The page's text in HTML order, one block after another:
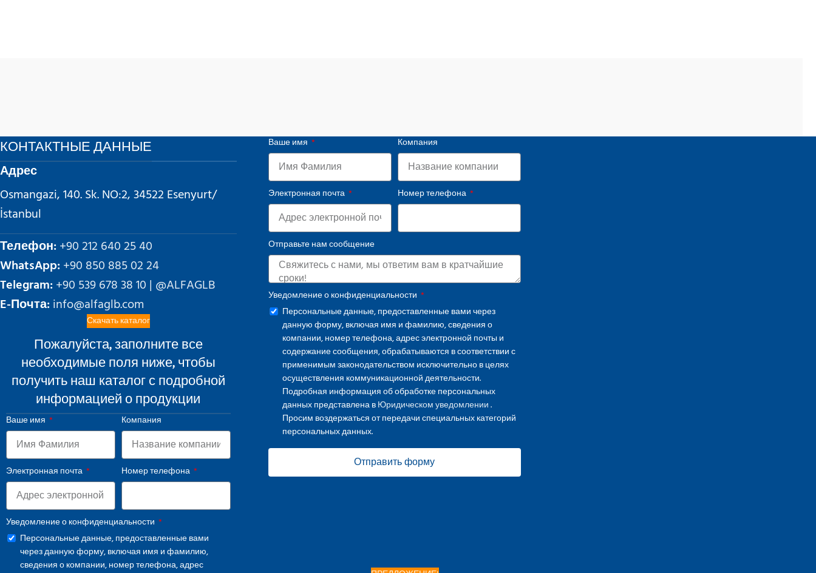
КОНТАКТНЫЕ ДАННЫЕ
Адрес
Osmangazi, 140. Sk. NO:2, 34522 Esenyurt/
İstanbul
Телефон:+90 212 640 25 40
WhatsApp:+90 850 885 02 24
Telegram:+90 539 678 38 10 | @ALFAGLB
E-Почта:info@alfaglb.com
Скачать каталог
Пожалуйста, заполните все
необходимые поля ниже, чтобы
получить наш каталог с подробной
информацией о продукции
Ваше имя Компания
Электронная почта Номер телефона
Уведомление о конфиденциальности
Персональные данные, предоставленные вами
через данную форму, включая имя и фамилию,
сведения о компании, номер телефона, адрес
Ваше имя Компания
Электронная почта Номер телефона
Отправьте нам сообщение
Уведомление о конфиденциальности
Персональные данные, предоставленные вами через
данную форму, включая имя и фамилию, сведения о
компании, номер телефона, адрес электронной почты и
содержание сообщения, обрабатываются в соответствии с
применимым законодательством исключительно в целях
осуществления коммуникационной деятельности.
Подробная информация об обработке персональных
данных представлена вЮридическом уведомлении.
Просим воздержаться от передачи специальных категорий
персональных данных.
Отправить форму